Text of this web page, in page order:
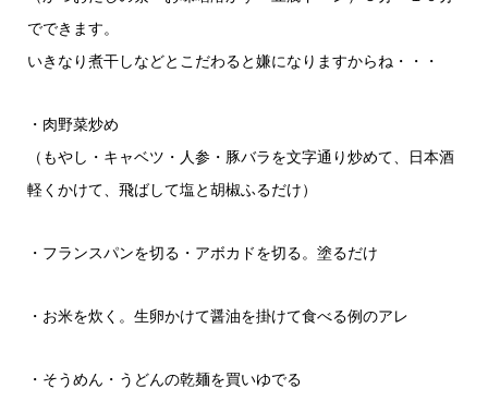
でできます。
いきなり煮干しなどとこだわると嫌になりますからね・・・
・肉野菜炒め
（もやし・キャベツ・人参・豚バラを文字通り炒めて、日本酒
軽くかけて、飛ばして塩と胡椒ふるだけ）
・フランスパンを切る・アボカドを切る。塗るだけ
・お米を炊く。生卵かけて醤油を掛けて食べる例のアレ
・そうめん・うどんの乾麺を買いゆでる